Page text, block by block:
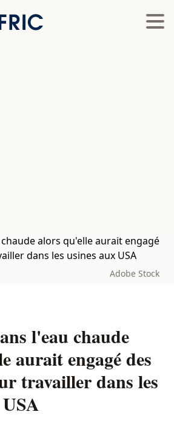
Adobe Stock
l'eau chaude
aurait engagé des
travailler dans les